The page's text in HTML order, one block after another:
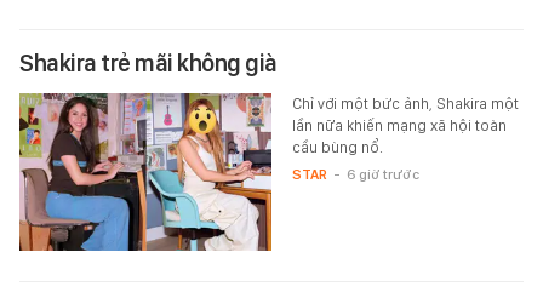
Shakira trẻ mãi không già
Chỉ với một bức ảnh, Shakira một
lần nữa khiến mạng xã hội toàn
cầu bùng nổ.
STAR - 6 giờ trước